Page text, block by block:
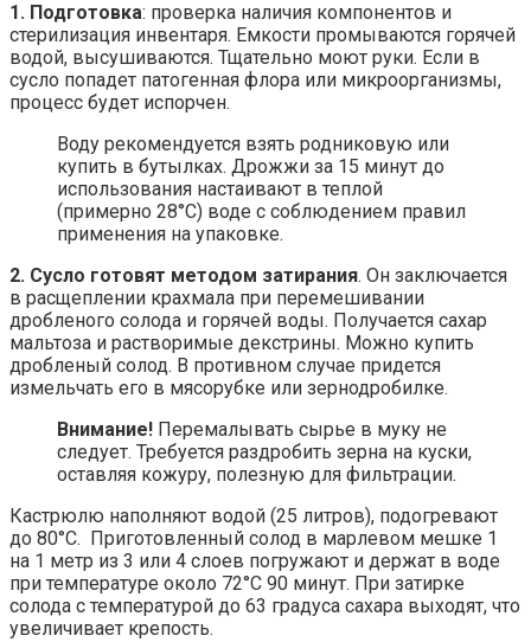
1. Подготовка: проверка наличия компонентов и
стерилизация инвентаря. Емкости промываются горячей
водой, высушиваются. Тщательно моют руки. Если в
сусло попадет патогенная флора или микроорганизмы,
процесс будет испорчен.
Воду рекомендуется взять родниковую или
купить в бутылках. Дрожжи за 15 минут до
использования настаивают в теплой
(примерно 28°C) воде с соблюдением правил
применения на упаковке.
2. Сусло готовят методом затирания. Он заключается
в расщеплении крахмала при перемешивании
дробленого солода и горячей воды. Получается сахар
мальтоза и растворимые декстрины. Можно купить
дробленый солод. В противном случае придется
измельчать его в мясорубке или зернодробилке.
Внимание! Перемалывать сырье в муку не
следует. Требуется раздробить зерна на куски,
оставляя кожуру, полезную для фильтрации.
Кастрюлю наполняют водой (25 литров), подогревают
до 80°C. Приготовленный солод в марлевом мешке 1
на 1 метр из 3 или 4 слоев погружают и держат в воде
при температуре около 72°C 90 минут. При затирке
солода с температурой до 63 градуса сахара выходят, что
увеличивает крепость.